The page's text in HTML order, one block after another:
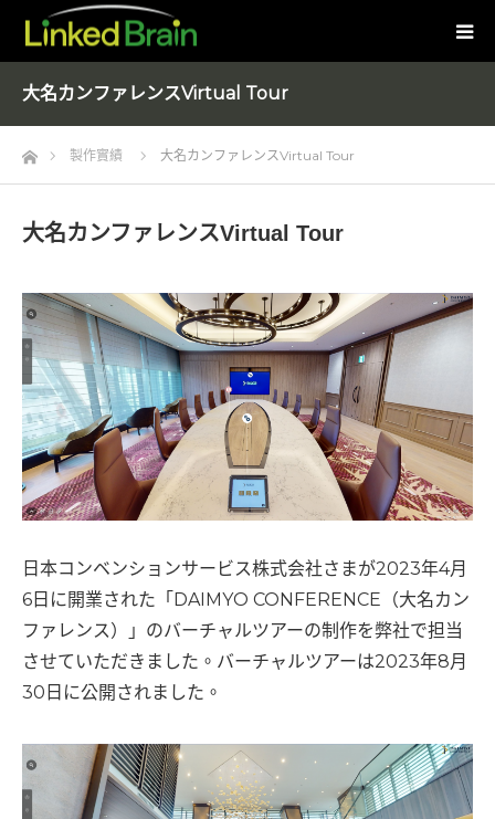
大名カンファレンスVirtual Tour
Home製作實績 大名カンファレンスVirtual Tour
大名カンファレンスVirtual Tour
日本コンベンションサービス株式会社さまが2023年4月
6日に開業された「DAIMYO CONFERENCE（大名カン
ファレンス）」のバーチャルツアーの制作を弊社で担当
させていただきました。バーチャルツアーは2023年8月
30日に公開されました。